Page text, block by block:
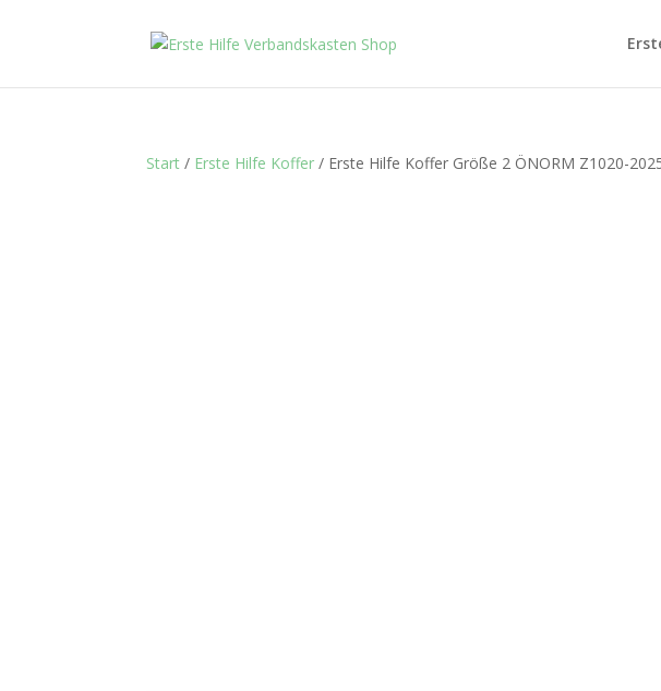
Start / Erste Hilfe Koffer / Erste Hilfe Koffer Größe 2 ÖNORM Z1020-